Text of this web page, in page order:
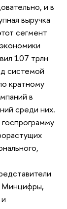
и в
выручка
сегмент
107 трлн
системой
кратному
в
среди них.
Минцифры,